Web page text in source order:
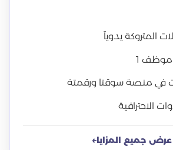
المتروكة يدوياً
1
في منصة سوقتا ورقمتة
الاحترافية
عرض جميع المزايا←